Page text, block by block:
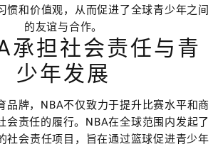
惯和价值观，从而促进了全球青少年之间
的友谊与合作。
承担社会责任与青
少年发展
品牌，NBA不仅致力于提升比赛水平和商
会责任的履行。NBA在全球范围内发起了
社会责任项目，旨在通过篮球促进青少年